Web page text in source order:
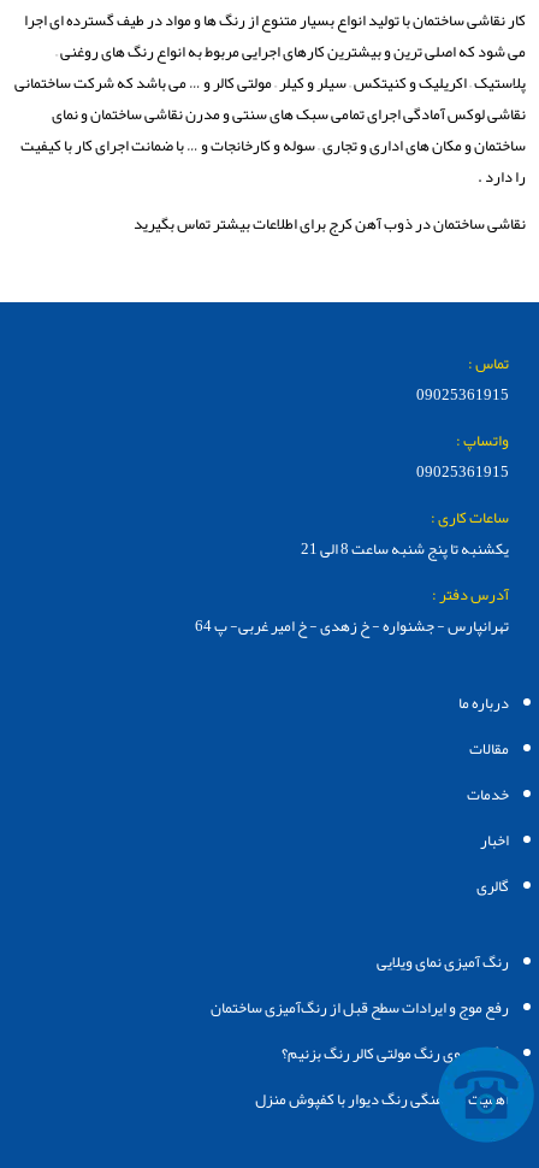
کار نقاشی ساختمان با تولید انواع بسیار متنوع از رنگ ها و مواد در طیف گسترده ای اجرا
می شود که اصلی ترین و بیشترین کارهای اجرایی مربوط به انواع رنگ های روغنی –
پلاستیک – اکریلیک و کنیتکس – سیلر و کیلر – مولتی کالر و … می باشد که شرکت ساختمانی
نقاشی لوکس آمادگی اجرای تمامی سبک های سنتی و مدرن نقاشی ساختمان و نمای
ساختمان و مکان های اداری و تجاری – سوله و کارخانجات و … با ضمانت اجرای کار با کیفیت
را دارد .
نقاشی ساختمان در ذوب آهن کرج برای اطلاعات بیشتر تماس بگیرید
تماس :
09025361915
واتساپ :
09025361915
ساعات کاری :
یکشنبه تا پنج شنبه ساعت 8 الی 21
آدرس دفتر :
تهرانپارس - جشنواره - خ زهدی - خ امیر غربی- پ 64
درباره ما
مقالات
خدمات
اخبار
گالری
رنگ‌ آمیزی نمای ویلایی
رفع موج و ایرادات سطح قبل از رنگ‌آمیزی ساختمان
چگونه روی رنگ مولتی کالر رنگ بزنیم؟
اهمیت هماهنگی رنگ دیوار با کفپوش منزل